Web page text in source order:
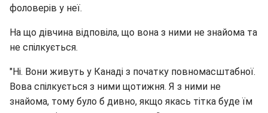
фоловерів у неї.
На що дівчина відповіла, що вона з ними не знайома та
не спілкується.
"Ні. Вони живуть у Канаді з початку повномасштабної.
Вова спілкується з ними щотижня. Я з ними не
знайома, тому було б дивно, якщо якась тітка буде їм